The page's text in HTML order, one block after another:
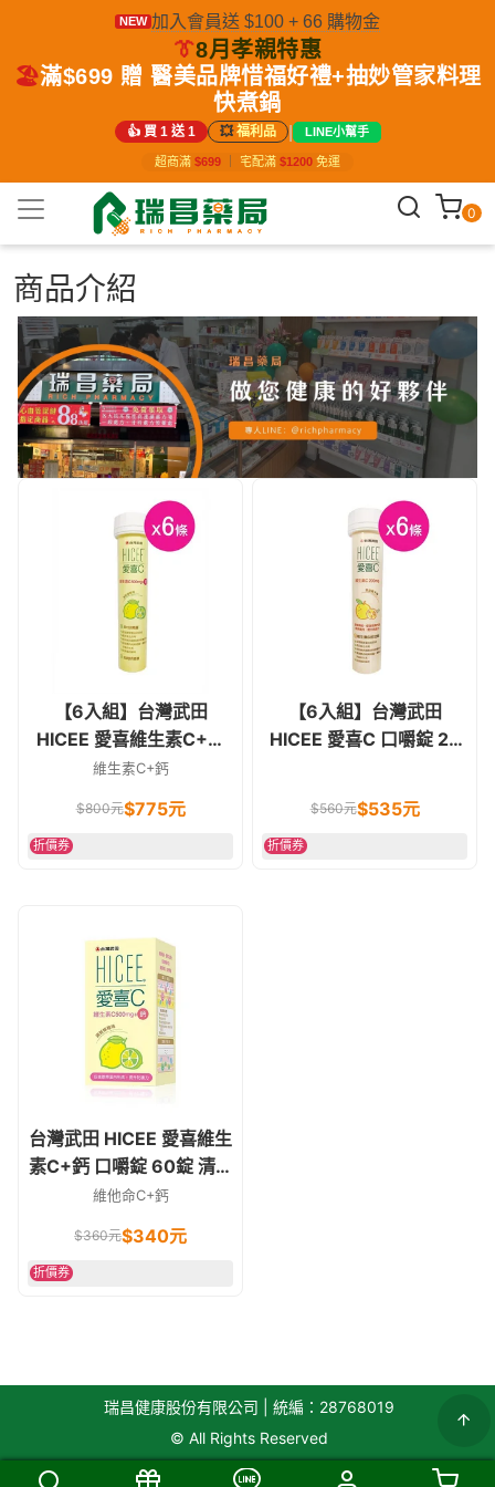
NEW 加入會員送 $100 + 66 購物金
👔8月孝親特惠
🏖️滿$699 贈 醫美品牌惜福好禮+抽妙管家料理
快煮鍋
👍 買 1 送 1 💥福利品 | LINE小幫手
超商滿 $699 宅配滿 $1200 免運
0
商品介紹
【6入組】台灣武田
HICEE 愛喜維生素C+鈣
檸檬 口嚼錠 20錠
維生素C+鈣
$800元$775元
折價券
【6入組】台灣武田
HICEE 愛喜C 口嚼錠 20
$560元$535元
折價券
台灣武田 HICEE 愛喜維生
素C+鈣 口嚼錠 60錠 清新
檸檬味 愛喜c
維他命C+鈣
$360元$340元
折價券
瑞昌健康股份有限公司 | 統編：28768019
© All Rights Reserved